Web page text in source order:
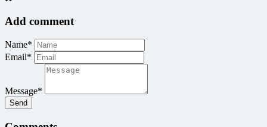
Add comment
Name*
Email*
Message*
Send